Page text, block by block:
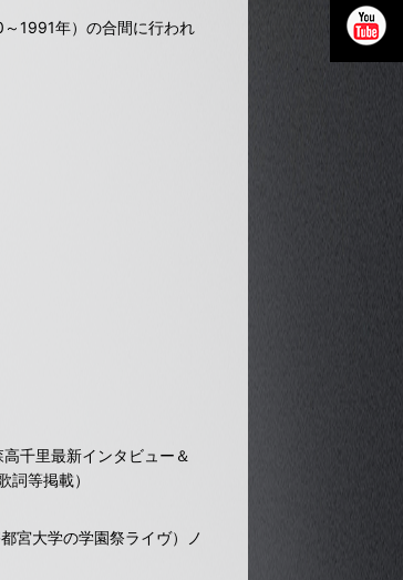
1991年）の合間に行われ
千里最新インタビュー＆
等掲載）
宮大学の学園祭ライヴ）ノ